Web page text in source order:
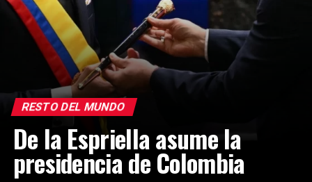
RESTO DEL MUNDO
De la Espriella asume la
presidencia de Colombia